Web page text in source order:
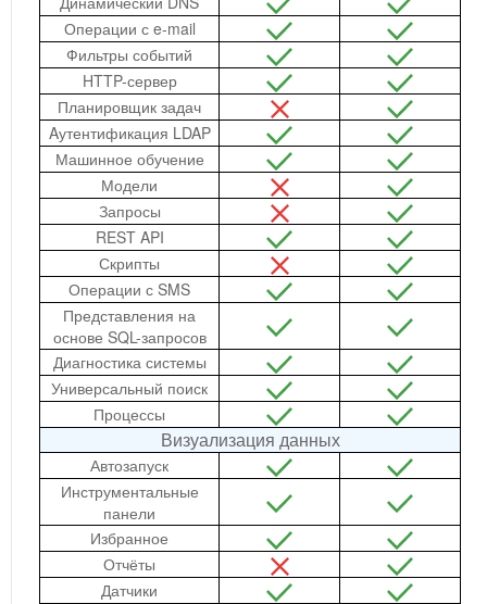
Операции с e-mail
Фильтры событий
HTTP-сервер
Планировщик задач
Aутентификация LDAP
Машинное обучение
Модели
Запросы
REST API
Скрипты
Операции с SMS
Представления на
основе SQL-запросов
Диагностика системы
Универсальный поиск
Процессы
Визуализация данных
Автозапуск
Инструментальные
панели
Избранное
Отчёты
Датчики